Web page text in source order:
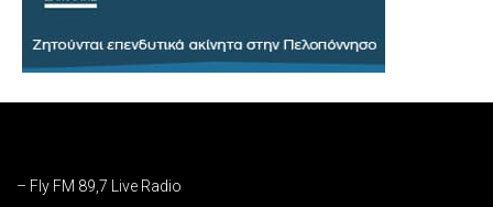
– Fly FM 89,7 Live Radio